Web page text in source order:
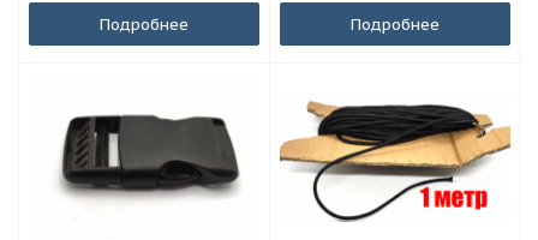
Подробнее Подробнее